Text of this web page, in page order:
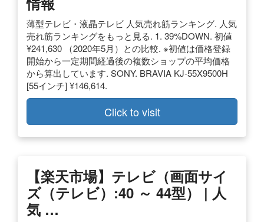
薄型テレビ・液晶テレビ 人気売れ筋ランキング. 人気
売れ筋ランキングをもっと見る. 1. 39%DOWN. 初値
¥241,630 （2020年5月）との比較. ※初値は価格登録
開始から一定期間経過後の複数ショップの平均価格
から算出しています. SONY. BRAVIA KJ-55X9500H
[55インチ] ¥146,614.
Click to visit
【楽天市場】テレビ（画面サイ
ズ（テレビ）:40 ～ 44型） | 人
気 …